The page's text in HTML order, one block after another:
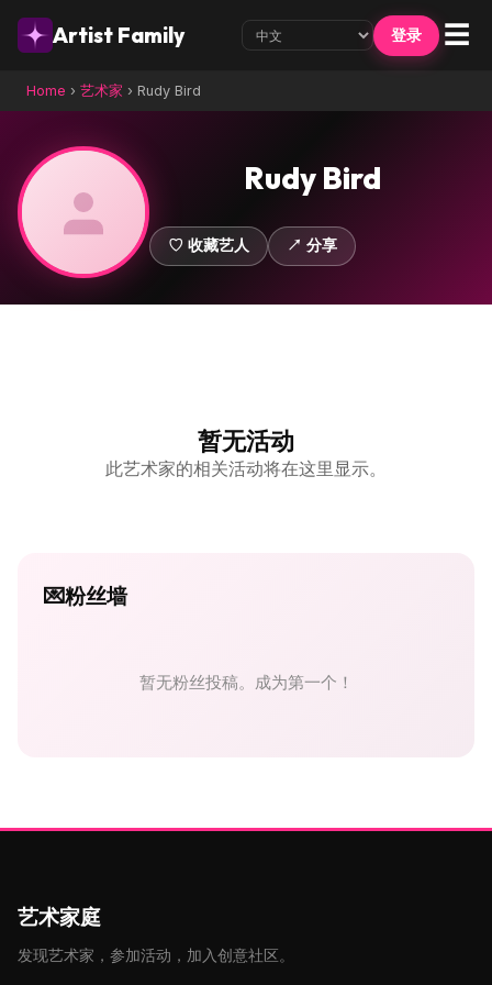
Artist Family 登录 ☰
Home › 艺术家 › Rudy Bird
Rudy Bird
♡ 收藏艺人 ↗ 分享
暂无活动
此艺术家的相关活动将在这里显示。
💌粉丝墙
暂无粉丝投稿。成为第一个！
艺术家庭
发现艺术家，参加活动，加入创意社区。